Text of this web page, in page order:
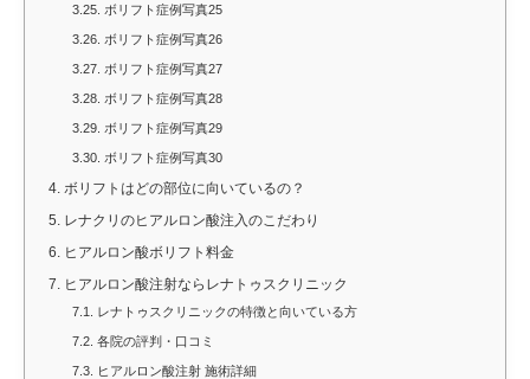
3.25. ボリフト症例写真25
3.26. ボリフト症例写真26
3.27. ボリフト症例写真27
3.28. ボリフト症例写真28
3.29. ボリフト症例写真29
3.30. ボリフト症例写真30
4. ボリフトはどの部位に向いているの？
5. レナクリのヒアルロン酸注入のこだわり
6.
ヒアルロン酸ボリフト料金
7.
ヒアルロン酸注射ならレナトゥスクリニック
7.1. レナトゥスクリニックの特徴と向いている方
7.2. 各院の評判・口コミ
7.3. ヒアルロン酸注射 施術詳細